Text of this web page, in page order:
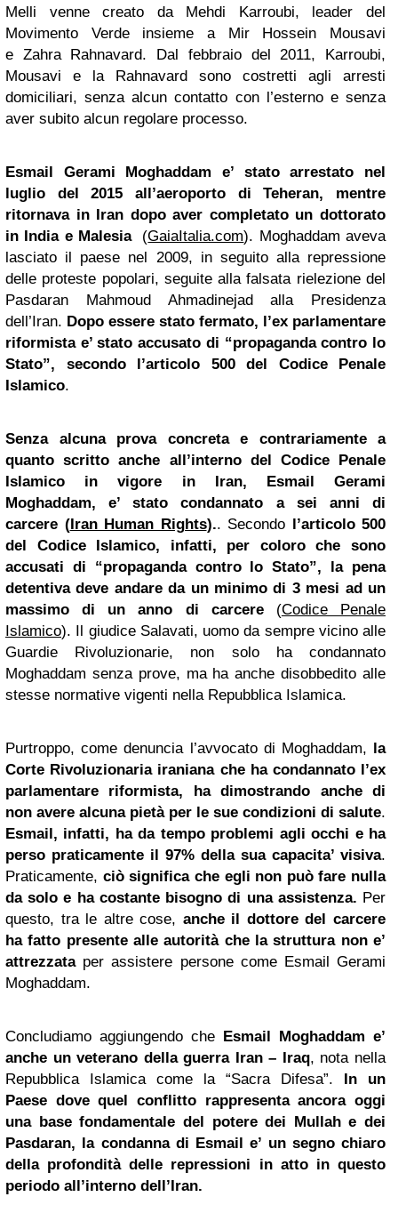
Melli venne creato da Mehdi Karroubi, leader del
Movimento Verde insieme a Mir Hossein Mousavi
e Zahra Rahnavard. Dal febbraio del 2011, Karroubi,
Mousavi e la Rahnavard sono costretti agli arresti
domiciliari, senza alcun contatto con l’esterno e senza
aver subito alcun regolare processo.
Esmail Gerami Moghaddam e’ stato arrestato nel
luglio del 2015 all’aeroporto di Teheran, mentre
ritornava in Iran dopo aver completato un dottorato
in India e Malesia(GaiaItalia.com). Moghaddam aveva
lasciato il paese nel 2009, in seguito alla repressione
delle proteste popolari, seguite alla falsata rielezione del
Pasdaran Mahmoud Ahmadinejad alla Presidenza
dell’Iran. Dopo essere stato fermato, l’ex parlamentare
riformista e’ stato accusato di “propaganda contro lo
Stato”, secondo l’articolo 500 del Codice Penale
Islamico.
Senza alcuna prova concreta e contrariamente a
quanto scritto anche all’interno del Codice Penale
Islamico in vigore in Iran, Esmail Gerami
Moghaddam, e’ stato condannato a sei anni di
carcere (Iran Human Rights).. Secondo l’articolo 500
del Codice Islamico, infatti, per coloro che sono
accusati di “propaganda contro lo Stato”, la pena
detentiva deve andare da un minimo di 3 mesi ad un
massimo di un anno di carcere(Codice Penale
Islamico). Il giudice Salavati, uomo da sempre vicino alle
Guardie Rivoluzionarie, non solo ha condannato
Moghaddam senza prove, ma ha anche disobbedito alle
stesse normative vigenti nella Repubblica Islamica.
Purtroppo, come denuncia l’avvocato di Moghaddam, la
Corte Rivoluzionaria iraniana che ha condannato l’ex
parlamentare riformista, ha dimostrando anche di
non avere alcuna pietà per le sue condizioni di salute.
Esmail, infatti, ha da tempo problemi agli occhi e ha
perso praticamente il 97% della sua capacita’ visiva.
Praticamente, ciò significa che egli non può fare nulla
da solo e ha costante bisogno di una assistenza. Per
questo, tra le altre cose, anche il dottore del carcere
ha fatto presente alle autorità che la struttura non e’
attrezzataper assistere persone come Esmail Gerami
Moghaddam.
Concludiamo aggiungendo che Esmail Moghaddam e’
anche un veterano della guerra Iran – Iraq, nota nella
Repubblica Islamica come la “Sacra Difesa”. In un
Paese dove quel conflitto rappresenta ancora oggi
una base fondamentale del potere dei Mullah e dei
Pasdaran, la condanna di Esmail e’ un segno chiaro
della profondità delle repressioni in atto in questo
periodo all’interno dell’Iran.